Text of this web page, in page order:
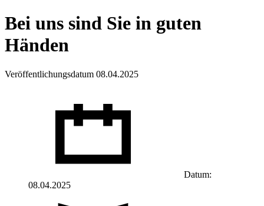
Bei uns sind Sie in guten
Händen
Veröffentlichungsdatum 08.04.2025
Datum:
08.04.2025